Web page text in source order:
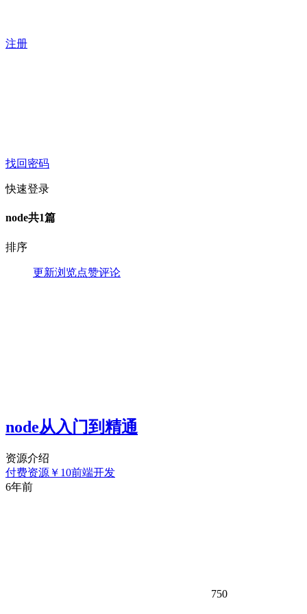
注册
找回密码
快速登录
node共1篇
排序
更新浏览点赞评论
node从入门到精通
资源介绍
付费资源 ￥ 10前端开发
6年前
750